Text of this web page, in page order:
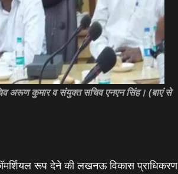
अरूण कुमार व संयुक्‍त सचिव एनएन सिंह। (बाएं से
रूप देने की लखनऊ विकास प्राधिकरण